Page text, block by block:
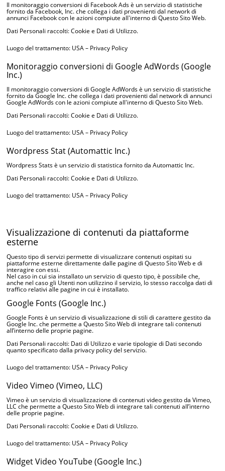
Il monitoraggio conversioni di Facebook Ads è un servizio di statistiche
fornito da Facebook, Inc. che collega i dati provenienti dal network di
annunci Facebook con le azioni compiute all'interno di Questo Sito Web.
Dati Personali raccolti: Cookie e Dati di Utilizzo.
Luogo del trattamento: USA – Privacy Policy
Monitoraggio conversioni di Google AdWords (Google
Inc.)
Il monitoraggio conversioni di Google AdWords è un servizio di statistiche
fornito da Google Inc. che collega i dati provenienti dal network di annunci
Google AdWords con le azioni compiute all'interno di Questo Sito Web.
Dati Personali raccolti: Cookie e Dati di Utilizzo.
Luogo del trattamento: USA – Privacy Policy
Wordpress Stat (Automattic Inc.)
Wordpress Stats è un servizio di statistica fornito da Automattic Inc.
Dati Personali raccolti: Cookie e Dati di Utilizzo.
Luogo del trattamento: USA – Privacy Policy
Visualizzazione di contenuti da piattaforme
esterne
Questo tipo di servizi permette di visualizzare contenuti ospitati su
piattaforme esterne direttamente dalle pagine di Questo Sito Web e di
interagire con essi.
Nel caso in cui sia installato un servizio di questo tipo, è possibile che,
anche nel caso gli Utenti non utilizzino il servizio, lo stesso raccolga dati di
traffico relativi alle pagine in cui è installato.
Google Fonts (Google Inc.)
Google Fonts è un servizio di visualizzazione di stili di carattere gestito da
Google Inc. che permette a Questo Sito Web di integrare tali contenuti
all’interno delle proprie pagine.
Dati Personali raccolti: Dati di Utilizzo e varie tipologie di Dati secondo
quanto specificato dalla privacy policy del servizio.
Luogo del trattamento: USA – Privacy Policy
Video Vimeo (Vimeo, LLC)
Vimeo è un servizio di visualizzazione di contenuti video gestito da Vimeo,
LLC che permette a Questo Sito Web di integrare tali contenuti all’interno
delle proprie pagine.
Dati Personali raccolti: Cookie e Dati di Utilizzo.
Luogo del trattamento: USA – Privacy Policy
Widget Video YouTube (Google Inc.)